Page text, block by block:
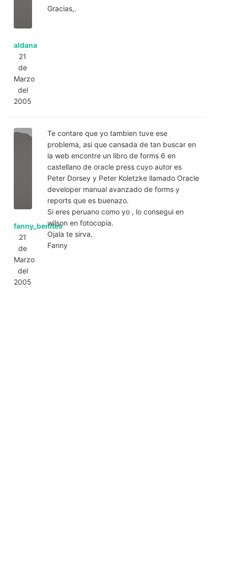
aldana
21
de
Marzo
del
2005
Gracias,.
fanny_benites
21
de
Marzo
del
2005
Te contare que yo tambien tuve ese
problema, asi que cansada de tan buscar en
la web encontre un libro de forms 6 en
castellano de oracle press cuyo autor es
Peter Dorsey y Peter Koletzke llamado Oracle
developer manual avanzado de forms y
reports que es buenazo.
Si eres peruano como yo , lo consegui en
wilson en fotocopia.
Ojala te sirva.
Fanny